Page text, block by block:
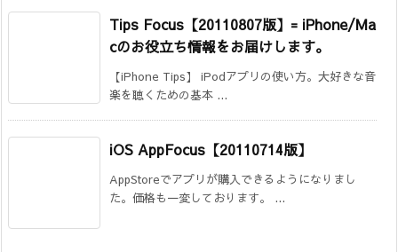
Tips Focus【20110807版】= iPhone/Ma
cのお役立ち情報をお届けします。
【iPhone Tips】 iPodアプリの使い方。大好きな音
楽を聴くための基本 ...
iOS AppFocus【20110714版】
AppStoreでアプリが購入できるようになりまし
た。価格も一変しております。 ...